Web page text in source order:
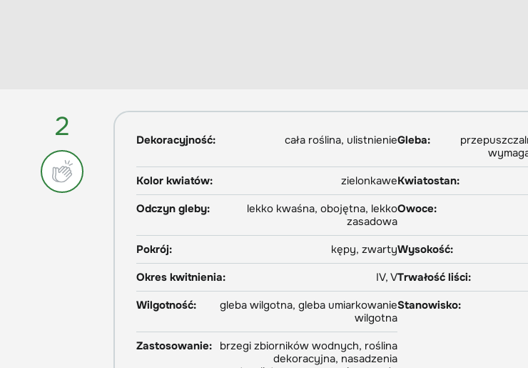
2 Dekoracyjność: cała roślina, ulistnienieGleba:
Kolor kwiatów:
zielonkaweKwiatostan:
Odczyn gleby:
lekko kwaśna, obojętna, lekko
zasadowa
Owoce:
Pokrój: kępy, zwartyWysokość:
Okres kwitnienia:
IV, VTrwałość liści:
Wilgotność:
gleba wilgotna, gleba umiarkowanie
wilgotna
Stanowisko:
Zastosowanie: brzegi zbiorników wodnych, roślina
dekoracyjna, nasadzenia